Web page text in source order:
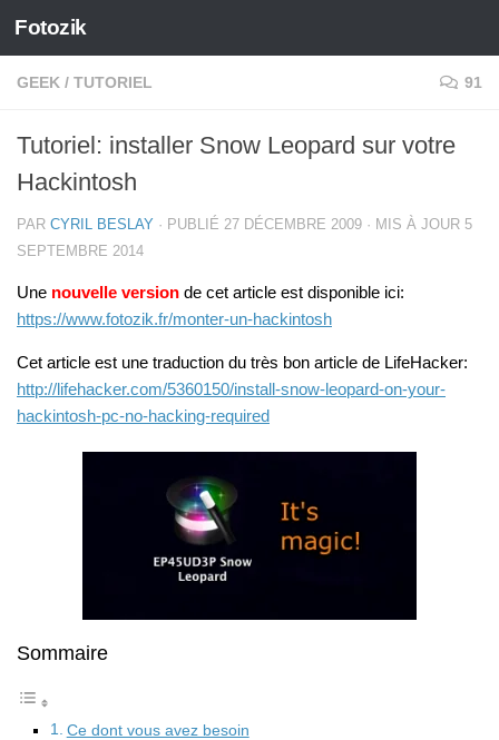
Skip to content
Fotozik
GEEK / TUTORIEL 91
Tutoriel: installer Snow Leopard sur votre
Hackintosh
PAR CYRIL BESLAY · PUBLIÉ 27 DÉCEMBRE 2009 · MIS À JOUR 5
SEPTEMBRE 2014
Une nouvelle version de cet article est disponible ici:
https://www.fotozik.fr/monter-un-hackintosh
Cet article est une traduction du très bon article de LifeHacker:
http://lifehacker.com/5360150/install-snow-leopard-on-your-
hackintosh-pc-no-hacking-required
Sommaire
Ce dont vous avez besoin